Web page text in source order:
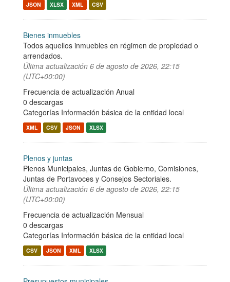
JSON XLSX XML CSV
Bienes inmuebles
Todos aquellos inmuebles en régimen de propiedad o
arrendados.
Última actualización 6 de agosto de 2026, 22:15
(UTC+00:00)
Frecuencia de actualización Anual
0 descargas
Categorías Información básica de la entidad local
XML CSV JSON XLSX
Plenos y juntas
Plenos Municipales, Juntas de Gobierno, Comisiones,
Juntas de Portavoces y Consejos Sectoriales.
Última actualización 6 de agosto de 2026, 22:15
(UTC+00:00)
Frecuencia de actualización Mensual
0 descargas
Categorías Información básica de la entidad local
CSV JSON XML XLSX